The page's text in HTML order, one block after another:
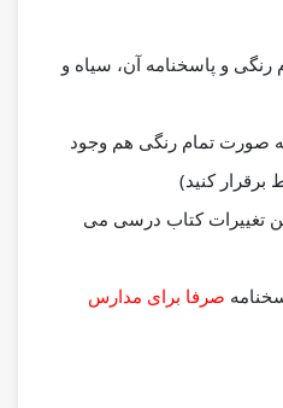
و پاسخنامه آن، سیاه و
به صورت تمام رنگی هم وجود
برقرار کنید)
تغییرات کتاب درسی می
صرفا برای مدارس